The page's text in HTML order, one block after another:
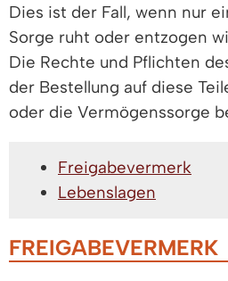
Dies ist der Fall, wenn nur
Sorge ruht oder entzogen
Die Rechte und Pflichten
der Bestellung auf diese
oder die Vermögenssorge
Freigabevermerk
Lebenslagen
FREIGABEVERMERK